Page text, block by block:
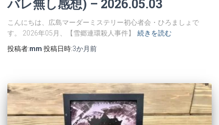
バレ無し感想) – 2026.05.03
こんにちは、広島マーダーミステリー初心者会・ひろましょで
す。 2026年05月、【雪郷連環殺人事件】
続きを読む
投稿者:mm 投稿日時:3か月前